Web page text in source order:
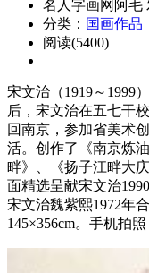
名人字画网阿毛
分类： 国画作品
阅读(5400)
宋文治（1919～1999
后，宋文治在五七干
回南京，参加省美术
活。创作了《南京炼
畔》、《扬子江畔大
面精选呈献宋文治
宋文治魏紫熙1972年
145×356cm。手机拍